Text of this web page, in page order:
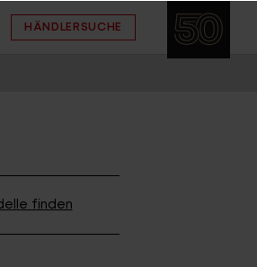
HÄNDLERSUCHE
finden